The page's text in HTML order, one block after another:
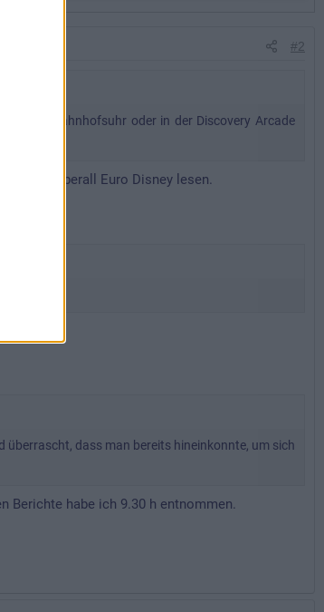
#2
an der Bahnhofsuhr oder in der Discovery Arcade
noch überall Euro Disney lesen.
überrascht, dass man bereits hineinkonnte, um sich
Berichte habe ich 9.30 h entnommen.